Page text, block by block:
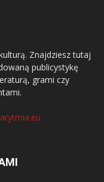
Znajdziesz tutaj
publicystykę
grami czy